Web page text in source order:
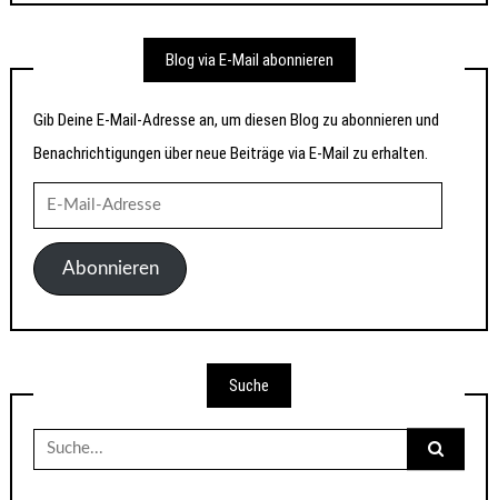
Blog via E-Mail abonnieren
Gib Deine E-Mail-Adresse an, um diesen Blog zu abonnieren und
Benachrichtigungen über neue Beiträge via E-Mail zu erhalten.
Mail-
AdresseAbonnieren
Suche
Suche
nach: